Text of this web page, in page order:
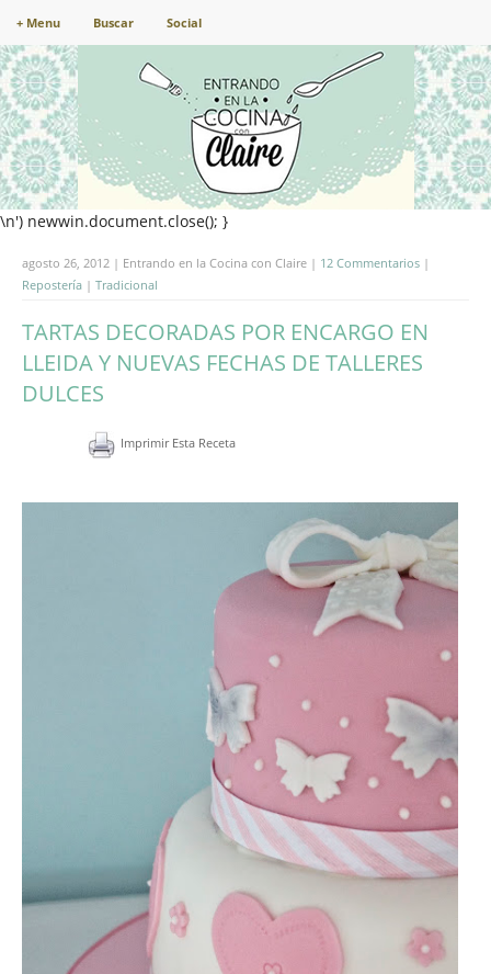
+ Menu Buscar Social
\n') newwin.document.close(); }
agosto 26, 2012 | Entrando en la Cocina con Claire | 12 Commentarios |
Repostería | Tradicional
TARTAS DECORADAS POR ENCARGO EN
LLEIDA Y NUEVAS FECHAS DE TALLERES
DULCES
Imprimir Esta Receta